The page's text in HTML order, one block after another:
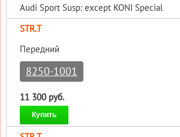
Audi Sport Susp: except KONI Special
STR.T
Передний
8250-1001
11 300 руб.
Купить